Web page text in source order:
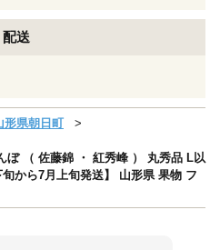
配送
形県朝日町
ぼ （ 佐藤錦 ・ 紅秀峰 ） 丸秀品 L以
から7月上旬発送】 山形県 果物 フ